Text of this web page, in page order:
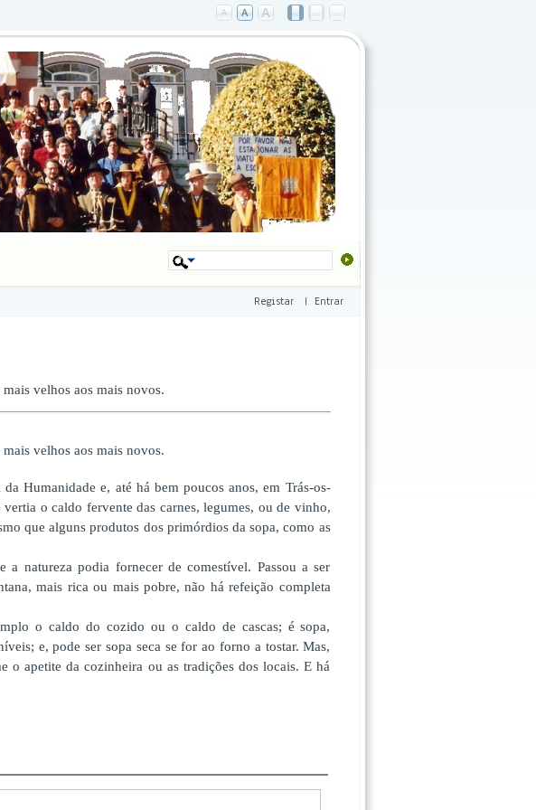
Registar| Entrar
velhos aos mais novos.
velhos aos mais novos.
Humanidade e, até há bem poucos anos, em Trás-os-
o caldo fervente das carnes, legumes, ou de vinho,
que alguns produtos dos primórdios da sopa, como as
natureza podia fornecer de comestível. Passou a ser
mais rica ou mais pobre, não há refeição completa
o caldo do cozido ou o caldo de cascas; é sopa,
e, pode ser sopa seca se for ao forno a tostar. Mas,
o apetite da cozinheira ou as tradições dos locais. E há